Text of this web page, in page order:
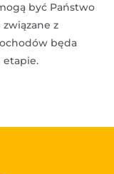
być Państwo
z
będa
etapie.